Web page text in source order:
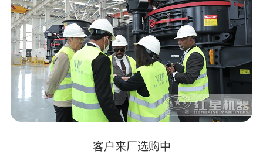
客户来厂选购中